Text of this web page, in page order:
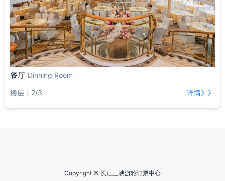
餐厅 Dinning Room
楼层：2/3 详情》》
Copyright © 长江三峡游轮订票中心